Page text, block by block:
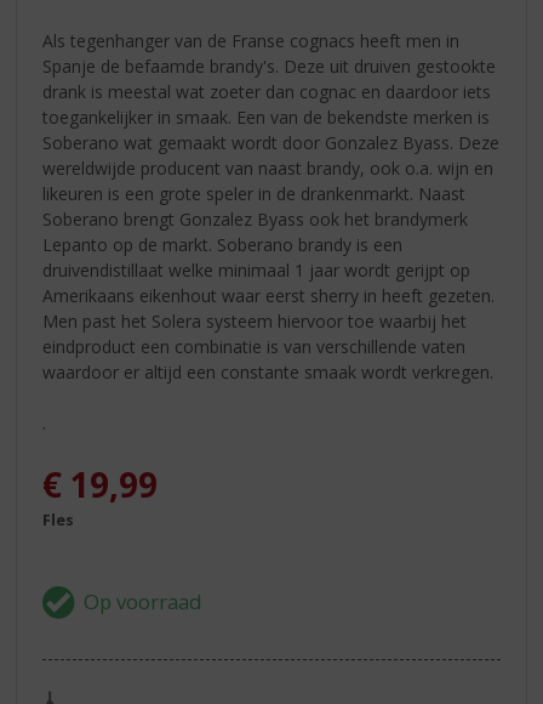
Als tegenhanger van de Franse cognacs heeft men in
Spanje de befaamde brandy's. Deze uit druiven gestookte
drank is meestal wat zoeter dan cognac en daardoor iets
toegankelijker in smaak. Een van de bekendste merken is
Soberano wat gemaakt wordt door Gonzalez Byass. Deze
wereldwijde producent van naast brandy, ook o.a. wijn en
likeuren is een grote speler in de drankenmarkt. Naast
Soberano brengt Gonzalez Byass ook het brandymerk
Lepanto op de markt. Soberano brandy is een
druivendistillaat welke minimaal 1 jaar wordt gerijpt op
Amerikaans eikenhout waar eerst sherry in heeft gezeten.
Men past het Solera systeem hiervoor toe waarbij het
eindproduct een combinatie is van verschillende vaten
waardoor er altijd een constante smaak wordt verkregen.
.
€ 19,99
Fles